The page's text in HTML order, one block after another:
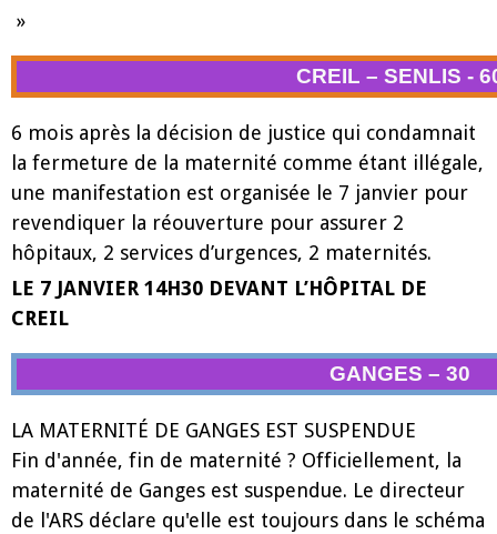
»
CREIL – SENLIS -
6 mois après la décision de justice qui condamnait
la fermeture de la maternité comme étant illégale,
une manifestation est organisée le 7 janvier pour
revendiquer la réouverture pour assurer 2
hôpitaux, 2 services d’urgences, 2 maternités.
LE 7 JANVIER 14H30 DEVANT L’HÔPITAL DE
CREIL
GANGES – 30
LA MATERNITÉ DE GANGES EST SUSPENDUE
Fin d'année, fin de maternité ? Officiellement, la
maternité de Ganges est suspendue. Le directeur
de l'ARS déclare qu'elle est toujours dans le schéma